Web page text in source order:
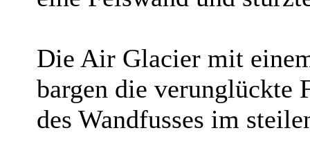
Die Air Glacier mit
bargen die verunglückte
des Wandfusses im